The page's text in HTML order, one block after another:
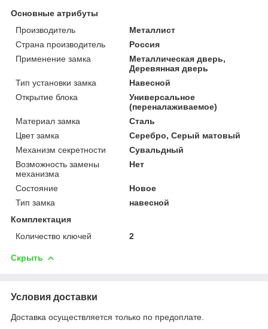
Основные атрибуты
Производитель
Металлист
Страна производитель
Россия
Применение замка
Металлическая дверь,
Деревянная дверь
Тип установки замка
Навесной
Открытие блока
Универсальное
(переналаживаемое)
Материал замка
Сталь
Цвет замка
Серебро, Серый матовый
Механизм секретности
Сувальдный
Возможность замены
механизма
Нет
Состояние
Новое
Тип замка
навесной
Комплектация
Количество ключей
2
Скрыть
Условия доставки
Доставка осуществляется только по предоплате.